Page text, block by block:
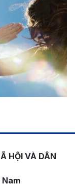
HỘI VÀ DÂN